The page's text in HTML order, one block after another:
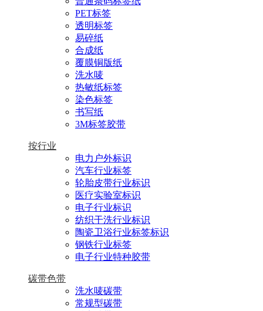
PET标签
透明标签
易碎纸
合成纸
覆膜铜版纸
洗水唛
热敏纸标签
染色标签
书写纸
3M标签胶带
按行业
电力户外标识
汽车行业标签
轮胎皮带行业标识
医疗实验室标识
电子行业标识
纺织干洗行业标识
陶瓷卫浴行业标签标识
钢铁行业标签
电子行业特种胶带
碳带色带
洗水唛碳带
常规型碳带